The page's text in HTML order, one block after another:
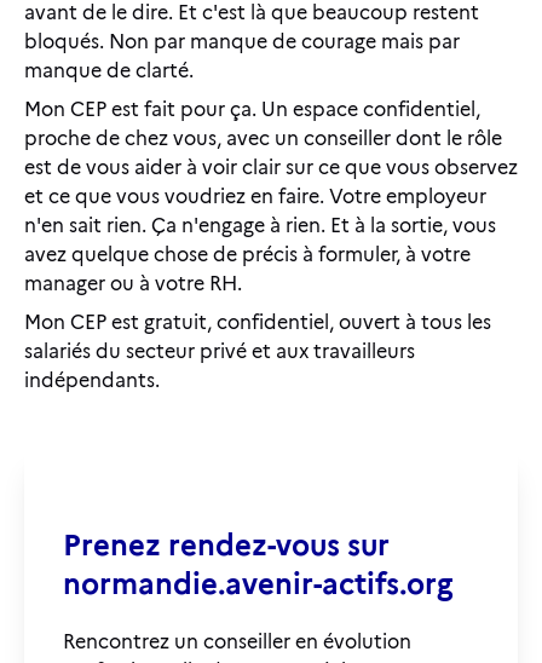
avant de le dire. Et c'est là que beaucoup restent
bloqués. Non par manque de courage mais par
manque de clarté.
Mon CEP est fait pour ça. Un espace confidentiel,
proche de chez vous, avec un conseiller dont le rôle
est de vous aider à voir clair sur ce que vous observez
et ce que vous voudriez en faire. Votre employeur
n'en sait rien. Ça n'engage à rien. Et à la sortie, vous
avez quelque chose de précis à formuler, à votre
manager ou à votre RH.
Mon CEP est gratuit, confidentiel, ouvert à tous les
salariés du secteur privé et aux travailleurs
indépendants.
Prenez rendez-vous sur
normandie.avenir-actifs.org
Rencontrez un conseiller en évolution